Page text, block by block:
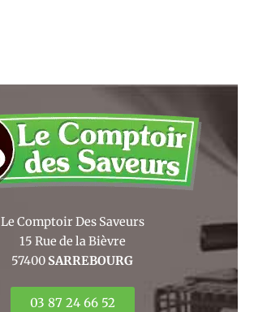
Le Comptoir Des Saveurs
15 Rue de la Bièvre
57400 SARREBOURG
03 87 24 66 52